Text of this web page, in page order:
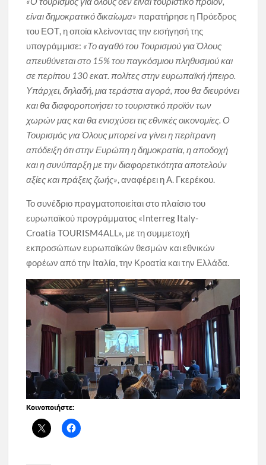
είναι δημοκρατικό δικαίωμα» παρατήρησε η Πρόεδρος
του ΕΟΤ, η οποία κλείνοντας την εισήγησή της
υπογράμμισε: «Το αγαθό του Τουρισμού για Όλους
απευθύνεται στο 15% του παγκόσμιου πληθυσμού και
σε περίπου 130 εκατ. πολίτες στην ευρωπαϊκή ήπειρο.
Υπάρχει, δηλαδή, μια τεράστια αγορά, που θα διευρύνει
και θα διαφοροποιήσει το τουριστικό προϊόν των
χωρών μας και θα ενισχύσει τις εθνικές οικονομίες. Ο
Τουρισμός για Όλους μπορεί να γίνει η περίτρανη
απόδειξη ότι στην Ευρώπη η δημοκρατία, η αποδοχή
και η συνύπαρξη με την διαφορετικότητα αποτελούν
αξίες και πράξεις ζωής», αναφέρει η Α. Γκερέκου.
Το συνέδριο πραγματοποιείται στο πλαίσιο του
ευρωπαϊκού προγράμματος «Interreg Italy-
Croatia TOURISM4ALL», με τη συμμετοχή
εκπροσώπων ευρωπαϊκών θεσμών και εθνικών
φορέων από την Ιταλία, την Κροατία και την Ελλάδα.
Κοινοποιήστε: